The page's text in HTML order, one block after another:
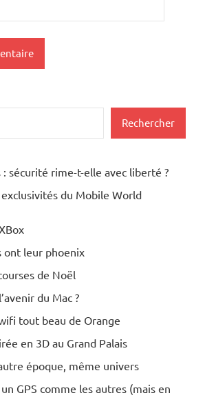
Rechercher
: sécurité rime-t-elle avec liberté ?
du Mobile World
ont leur phoenix
de Noël
du Mac ?
tout beau de Orange
en 3D au Grand Palais
époque, même univers
GPS comme les autres (mais en